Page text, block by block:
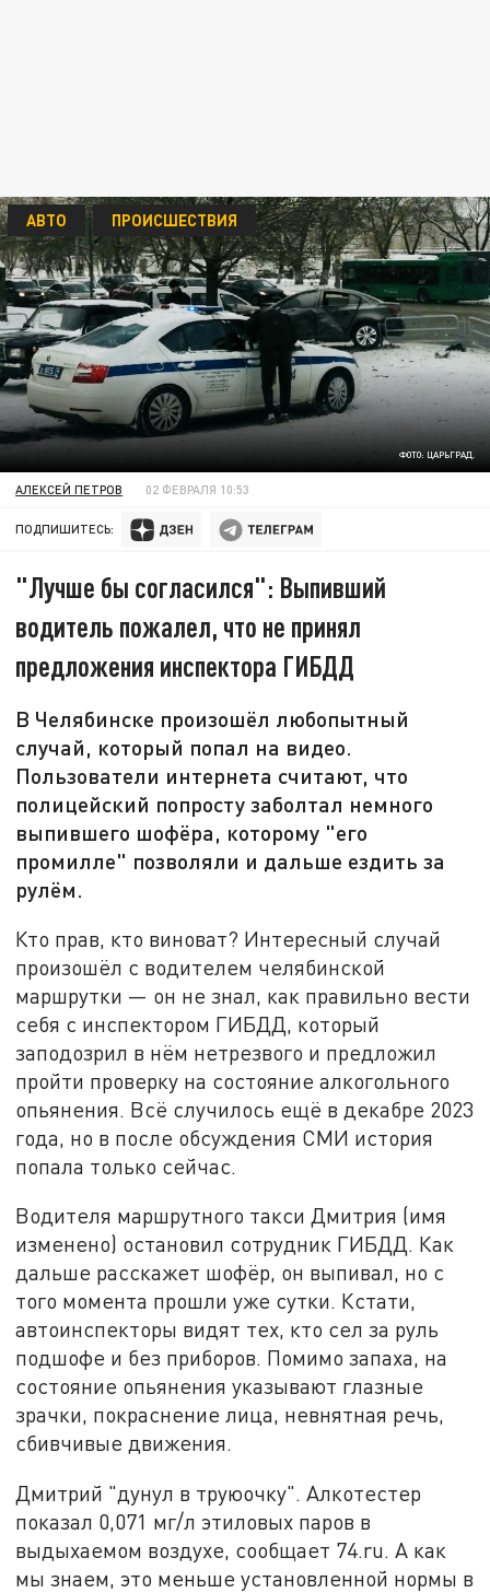
ФОТО: ЦАРЬГРАД.
АВТО ПРОИСШЕСТВИЯ
АЛЕКСЕЙ ПЕТРОВ 02 ФЕВРАЛЯ 10:53
ПОДПИШИТЕСЬ:
"Лучше бы согласился": Выпивший
водитель пожалел, что не принял
предложения инспектора ГИБДД
В Челябинске произошёл любопытный
случай, который попал на видео.
Пользователи интернета считают, что
полицейский попросту заболтал немного
выпившего шофёра, которому "его
промилле" позволяли и дальше ездить за
рулём.
Кто прав, кто виноват? Интересный случай
произошёл с водителем челябинской
маршрутки — он не знал, как правильно вести
себя с инспектором ГИБДД, который
заподозрил в нём нетрезвого и предложил
пройти проверку на состояние алкогольного
опьянения. Всё случилось ещё в декабре 2023
года, но в после обсуждения СМИ история
попала только сейчас.
Водителя маршрутного такси Дмитрия (имя
изменено) остановил сотрудник ГИБДД. Как
дальше расскажет шофёр, он выпивал, но с
того момента прошли уже сутки. Кстати,
автоинспекторы видят тех, кто сел за руль
подшофе и без приборов. Помимо запаха, на
состояние опьянения указывают глазные
зрачки, покраснение лица, невнятная речь,
сбивчивые движения.
Дмитрий "дунул в труюочку". Алкотестер
показал 0,071 мг/л этиловых паров в
выдыхаемом воздухе, сообщает 74.ru. А как
мы знаем, это меньше установленной нормы в